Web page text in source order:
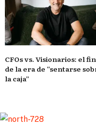
CFOs vs. Visionarios: el fin
de la era de “sentarse
la caja”